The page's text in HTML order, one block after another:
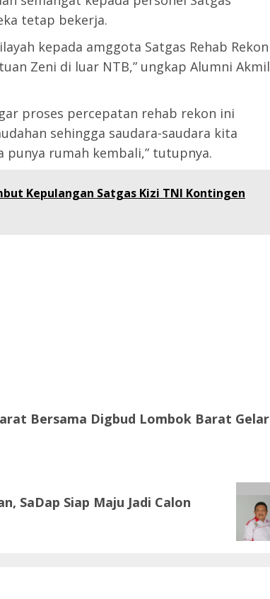
tetap bekerja.
kepada amggota Satgas Rehab Rekon
Zeni di luar NTB,” ungkap Alumni Akmil
proses percepatan rehab rekon ini
sehingga saudara-saudara kita
punya rumah kembali,” tutupnya.
Kepulangan Satgas Kizi TNI Kontingen
Bersama Digbud Lombok Barat Gelar
SaDap Siap Maju Jadi Calon